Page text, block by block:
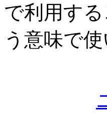
で利用す
う意味で